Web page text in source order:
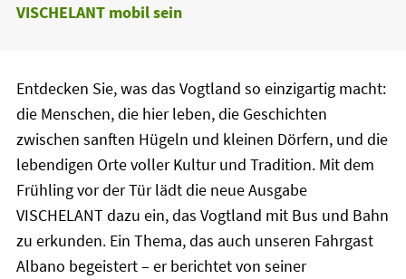
VISCHELANT mobil sein
Entdecken Sie, was das Vogtland so einzigartig macht:
die Menschen, die hier leben, die Geschichten
zwischen sanften Hügeln und kleinen Dörfern, und die
lebendigen Orte voller Kultur und Tradition. Mit dem
Frühling vor der Tür lädt die neue Ausgabe
VISCHELANT dazu ein, das Vogtland mit Bus und Bahn
zu erkunden. Ein Thema, das auch unseren Fahrgast
Albano begeistert – er berichtet von seiner